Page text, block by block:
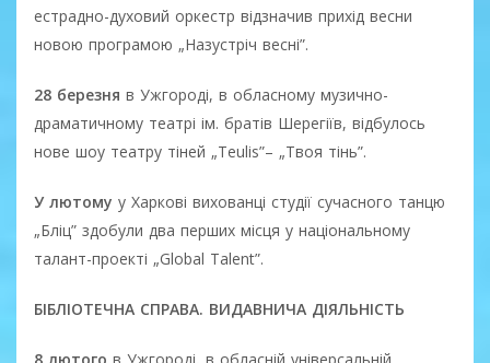
естрадно-духовий оркестр відзначив прихід весни
новою програмою „Назустріч весні”.
28 березня в Ужгороді, в обласному музично-
драматичному театрі ім. братів Шерегіїв, відбулось
нове шоу театру тіней „Teulis”– „Твоя тінь”.
У лютому у Харкові вихованці студії сучасного танцю
„Бліц” здобули два перших місця у національному
талант-проекті „Global Talent”.
БІБЛІОТЕЧНА СПРАВА. ВИДАВНИЧА ДІЯЛЬНІСТЬ